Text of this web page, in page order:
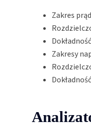
Zakres
Zakresy